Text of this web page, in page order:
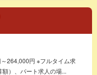
264,000円 ※フルタイム求
額）、パート求人の場...